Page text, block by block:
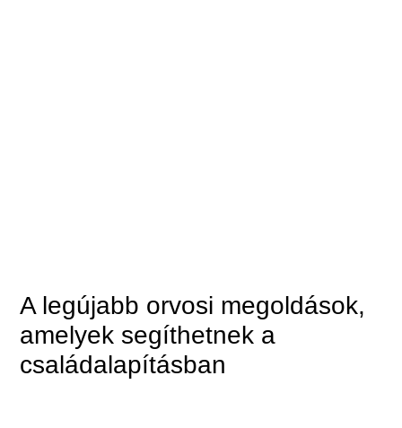
A legújabb orvosi megoldások,
amelyek segíthetnek a
családalapításban